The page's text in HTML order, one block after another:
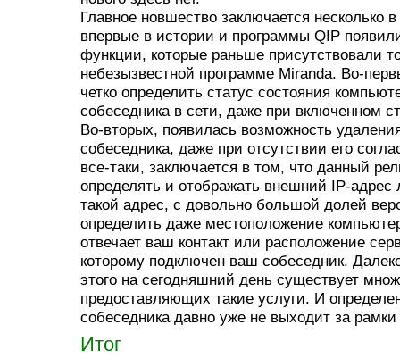
Главное новшество заключается несколько
впервые в истории и программы QIP
функции, которые раньше присутствовали
небезызвестной программе Miranda. Во-
четко определить статус состояния
собеседника в сети, даже при включенном
Во-вторых, появилась возможность
собеседника, даже при отсутствии его
все-таки, заключается в том, что данный
определять и отображать внешний IP-адрес
такой адрес, с довольно большой долей
определить даже местоположение
отвечает ваш контакт или расположение
которому подключен ваш собеседник.
этого на сегодняшний день существует
предоставляющих такие услуги. И
собеседника давно уже не выходит за рамки
Итог